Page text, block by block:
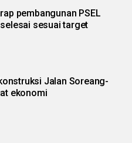
pembangunan PSEL
sesuai target
ekonomi